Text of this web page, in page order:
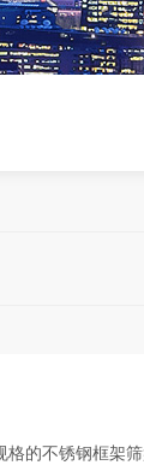
格的不锈钢框架